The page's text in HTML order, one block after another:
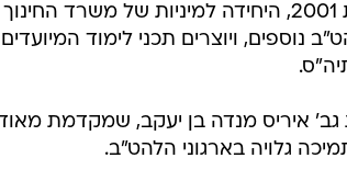
. שת"פ צמוד בין משרד החינוך ל'חוש"ן' - החל משנת 2001, היחידה למיניות של משרד החינוך
נוספים, ויוצרים תכני לימוד המיועדים
איריס מנדה בן יעקב, שמקדמת
גלויה בארגוני הלהט"ב.